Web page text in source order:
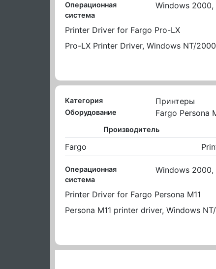
Операционная
система
Windows 2000,
Printer Driver for Fargo Pro-LX
Pro-LX Printer Driver, Windows NT/
Категория Принтеры
Оборудование Fargo Persona
Производитель
Fargo
Операционная
система
Windows 2000,
Printer Driver for Fargo Persona M11
Persona M11 printer driver, Windows